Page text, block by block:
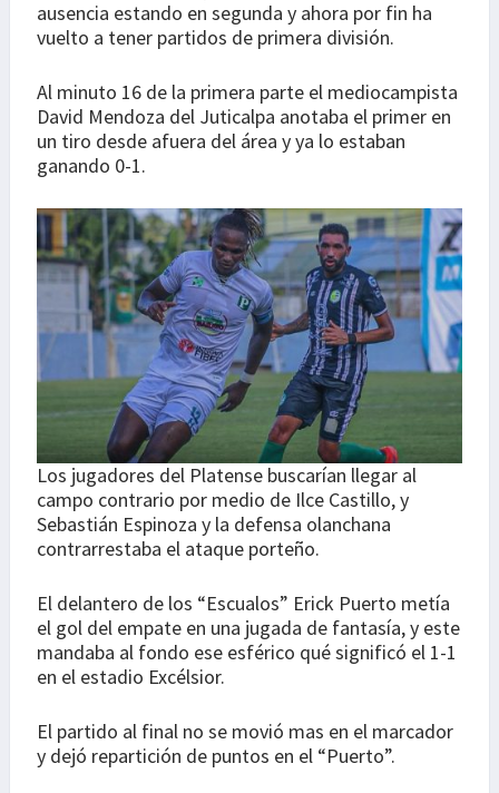
ausencia estando en segunda y ahora por fin ha
vuelto a tener partidos de primera división.
Al minuto 16 de la primera parte el mediocampista
David Mendoza del Juticalpa anotaba el primer en
un tiro desde afuera del área y ya lo estaban
ganando 0-1.
Los jugadores del Platense buscarían llegar al
campo contrario por medio de Ilce Castillo, y
Sebastián Espinoza y la defensa olanchana
contrarrestaba el ataque porteño.
El delantero de los “Escualos” Erick Puerto metía
el gol del empate en una jugada de fantasía, y este
mandaba al fondo ese esférico qué significó el 1-1
en el estadio Excélsior.
El partido al final no se movió mas en el marcador
y dejó repartición de puntos en el “Puerto”.